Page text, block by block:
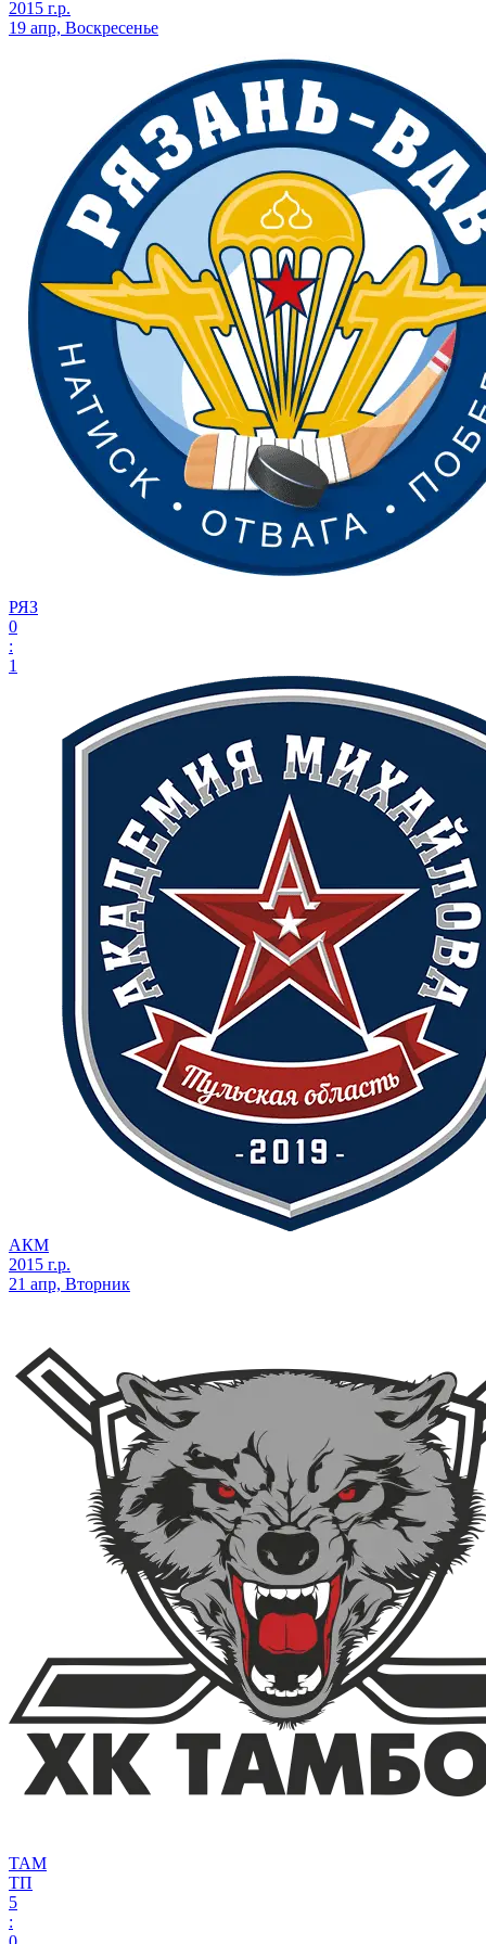
2015 г.р.
19 апр, Воскресенье
РЯЗ
0
:
1
АКМ
2015 г.р.
21 апр, Вторник
ТАМ
ТП
5
: